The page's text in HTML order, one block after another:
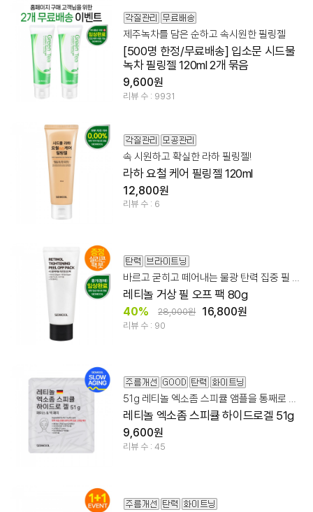
제주녹차를 담은 순하고 속시원한 필링젤
[500명 한정/무료배송] 입소문 시드물
녹차 필링젤 120ml 2개 묶음
9,600원
리뷰 수 : 9931
속 시원하고 확실한 라하 필링젤!
라하 요철 케어 필링젤 120ml
12,800원
리뷰 수 : 6
바르고 굳히고 떼어내는 물광 탄력 집중 필 오프 팩
레티놀 거상 필 오프 팩 80g
40% 28,000원 16,800원
리뷰 수 : 90
51g 레티놀 엑소좀 스피큘 앰플을 통째로 담은 귀한 스페셜 팩
레티놀 엑소좀 스피큘 하이드로겔 51g
9,600원
리뷰 수 : 45